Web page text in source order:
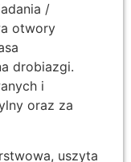
/
otwory
drobiazgi.
i
oraz za
uszyta